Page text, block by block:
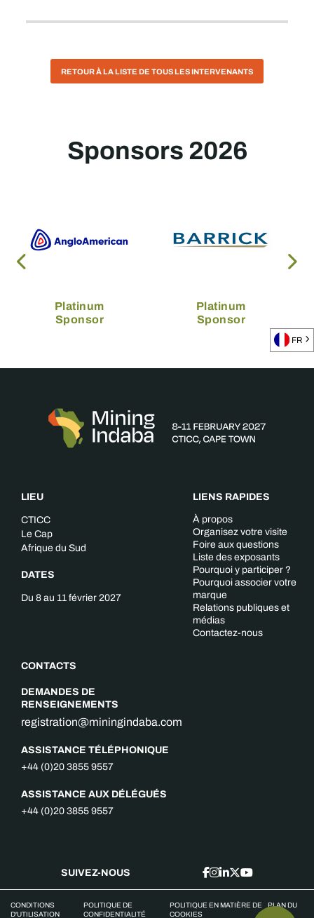
RETOUR À LA LISTE DE TOUS LES INTERVENANTS
Sponsors 2026
Platinum
Sponsor
Platinum
Sponsor
LIEU
CTICC
Le Cap
Afrique du Sud
DATES
Du 8 au 11 février 2027
CONTACTS
DEMANDES DE
RENSEIGNEMENTS
registration@miningindaba.com
ASSISTANCE TÉLÉPHONIQUE
+44 (0)20 3855 9557
ASSISTANCE AUX DÉLÉGUÉS
+44 (0)20 3855 9557
LIENS RAPIDES
À propos
Organisez votre visite
Foire aux questions
Liste des exposants
Pourquoi y participer ?
Pourquoi associer votre
marque
Relations publiques et
médias
Contactez-nous
SUIVEZ-NOUS
CONDITIONS
D'UTILISATION
POLITIQUE DE
CONFIDENTIALITÉ
POLITIQUE EN MATIÈRE DE
COOKIES
PLAN DU
FR